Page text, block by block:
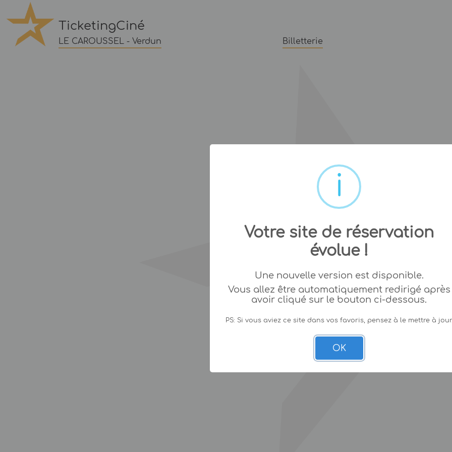
TicketingCiné
LE CAROUSSEL - Verdun Billetterie
Votre site de réservation
évolue !
Une nouvelle version est disponible.
Vous allez être automatiquement redirigé après
avoir cliqué sur le bouton ci-dessous.
PS: Si vous aviez ce site dans vos favoris, pensez à le mettre à
OK